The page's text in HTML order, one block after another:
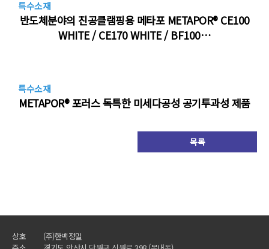
특수소재
반도체분야의 진공클램핑용 메타포 METAPOR® CE100
WHITE / CE170 WHITE / BF100…
특수소재
METAPOR® 포러스 독특한 미세다공성 공기투과성 제품
목록
상호
(주)한백정밀